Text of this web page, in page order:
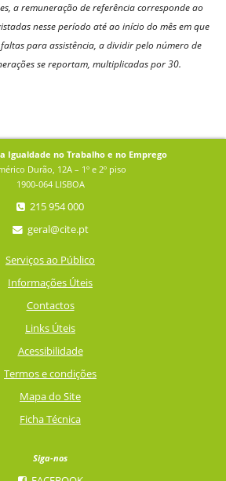
a remuneração de referência corresponde ao
nesse período até ao início do mês em que
para assistência, a dividir pelo número de
se reportam, multiplicadas por 30.
Igualdade no Trabalho e no Emprego
Durão, 12A – 1º e 2º piso
1900-064 LISBOA
215 954 000
geral@cite.pt
Serviços ao Público
Informações Úteis
Contactos
Links Úteis
Acessibilidade
Termos e condições
Mapa do Site
Ficha Técnica
Siga-nos